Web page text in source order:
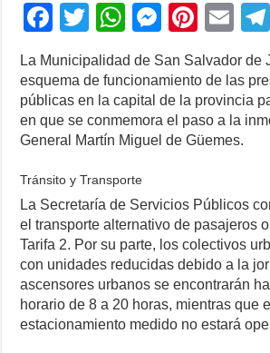
F
a
c
e
b
o
k
T
wi
tt
er
W
h
at
s
A
p
M
e
ss
e
n
er
Pi
nt
er
e
st
E
m
ail
La Municipalidad de San Salvador de
esquema de funcionamiento de las
públicas en la capital de la provincia
en que se conmemora el paso a la
General Martín Miguel de Güemes.
Tránsito y Transporte
La Secretaría de Servicios Públicos
el transporte alternativo de pasajeros
Tarifa 2. Por su parte, los colectivos
con unidades reducidas debido a la
ascensores urbanos se encontrarán
horario de 8 a 20 horas, mientras que
estacionamiento medido no estará